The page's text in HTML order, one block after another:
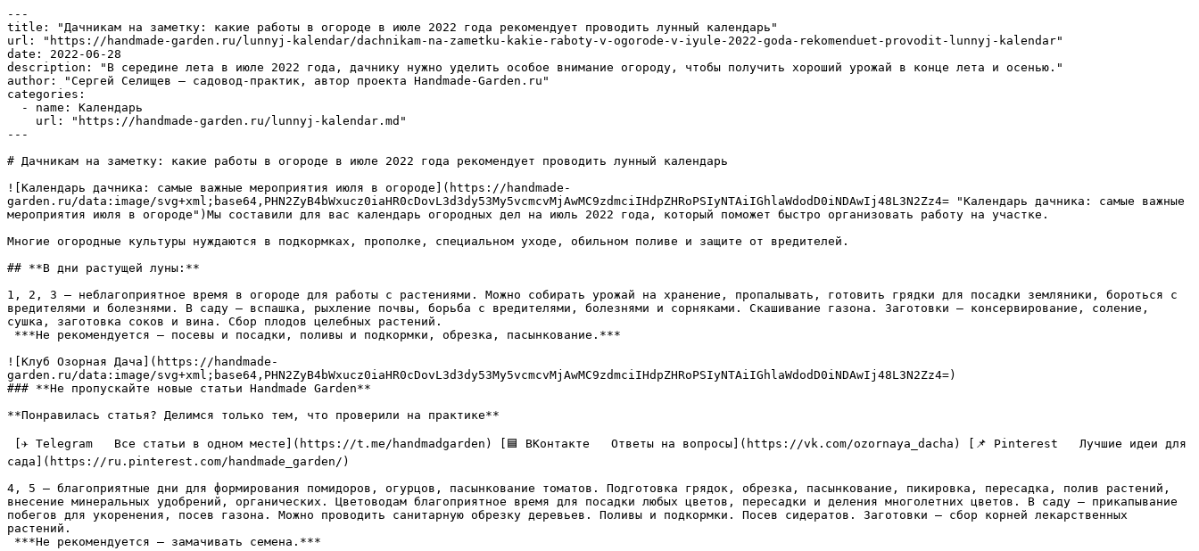
---
title: "Дачникам на заметку: какие работы в огороде в июле 2022 года рекомендует проводить лунный календарь"
url: "https://handmade-garden.ru/lunnyj-kalendar/dachnikam-na-zametku-kakie-raboty-v-ogorode-v-iyule-2022-goda-rekomenduet-provodit-lunnyj-kalendar"
date: 2022-06-28
description: "В середине лета в июле 2022 года, дачнику нужно уделить особое внимание огороду, чтобы получить хороший урожай в конце лета и осенью."
author: "Сергей Селищев — садовод-практик, автор проекта Handmade-Garden.ru"
categories:
---
# Дачникам на заметку: какие работы в огороде в июле 2022 года рекомендует проводить лунный календарь
![Календарь дачника: самые важные мероприятия июля в огороде](https://handmade-
garden.ru/data:image/svg+xml;base64,PHN2ZyB4bWxucz0iaHR0cDovL3d3dy53My5vcmcvMjAwMC9zdmciIHdpZHRoPSIyNTAiIGhlaWdodD0iNDAwIj48L3N2Zz4= "Календарь дачника: самые важные
мероприятия июля в огороде")Мы составили для вас календарь огородных дел на июль 2022 года, который поможет быстро организовать работу на участке.
Многие огородные культуры нуждаются в подкормках, прополке, специальном уходе, обильном поливе и защите от вредителей.
## **В дни растущей луны:**
1, 2, 3 — неблагоприятное время в огороде для работы с растениями. Можно собирать урожай на хранение, пропалывать, готовить грядки для посадки земляники, бороться с
вредителями и болезнями. В саду — вспашка, рыхление почвы, борьба с вредителями, болезнями и сорняками. Скашивание газона. Заготовки — консервирование, соление,
сушка, заготовка соков и вина. Сбор плодов целебных растений.
![Клуб Озорная Дача](https://handmade-
garden.ru/data:image/svg+xml;base64,PHN2ZyB4bWxucz0iaHR0cDovL3d3dy53My5vcmcvMjAwMC9zdmciIHdpZHRoPSIyNTAiIGhlaWdodD0iNDAwIj48L3N2Zz4=)
### **Не пропускайте новые статьи Handmade Garden**
**Понравилась статья? Делимся только тем, что проверили на практике**
сада](https://ru.pinterest.com/handmade_garden/)
4, 5 — благоприятные дни для формирования помидоров, огурцов, пасынкование томатов. Подготовка грядок, обрезка, пасынкование, пикировка, пересадка, полив растений,
внесение минеральных удобрений, органических. Цветоводам благоприятное время для посадки любых цветов, пересадки и деления многолетних цветов. В саду — прикапывание
побегов для укоренения, посев газона. Можно проводить санитарную обрезку деревьев. Поливы и подкормки. Посев сидератов. Заготовки — сбор корней лекарственных
растений.